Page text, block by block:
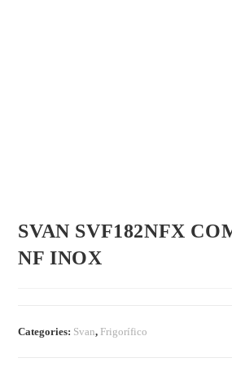
SVAN SVF182NFX
NF INOX
Categories: Svan, Frigorífico